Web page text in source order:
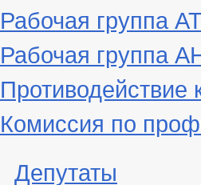
Рабочая группа
Рабочая группа
Противодействие
Комиссия по
Депутаты